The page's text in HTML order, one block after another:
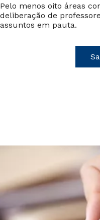
Pelo menos oito áreas
deliberação de
assuntos em pauta.